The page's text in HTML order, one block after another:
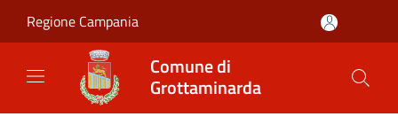
Regione Campania
Comune di
Grottaminarda